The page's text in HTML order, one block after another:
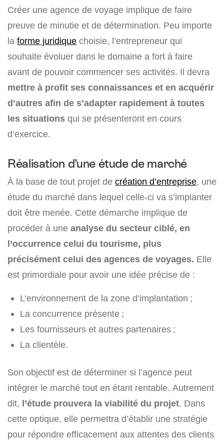
Créer une agence de voyage implique de faire
preuve de minutie et de détermination. Peu importe
la forme juridique choisie, l’entrepreneur qui
souhaite évoluer dans le domaine a fort à faire
avant de pouvoir commencer ses activités. Il devra
mettre à profit ses connaissances et en acquérir
d’autres afin de s’adapter rapidement à toutes
les situations qui se présenteront en cours
d’exercice.
Réalisation d’une étude de marché
À la base de tout projet de création d’entreprise, une
étude du marché dans lequel celle-ci va s’implanter
doit être menée. Cette démarche implique de
procéder à une analyse du secteur ciblé, en
l’occurrence celui du tourisme, plus
précisément celui des agences de voyages. Elle
est primordiale pour avoir une idée précise de :
L’environnement de la zone d’implantation ;
La concurrence présente ;
Les fournisseurs et autres partenaires ;
La clientèle.
Son objectif est de déterminer si l’agence peut
intégrer le marché tout en étant rentable. Autrement
dit, l’étude prouvera la viabilité du projet. Dans
cette optique, elle permettra d’établir une stratégie
pour répondre efficacement aux attentes des clients